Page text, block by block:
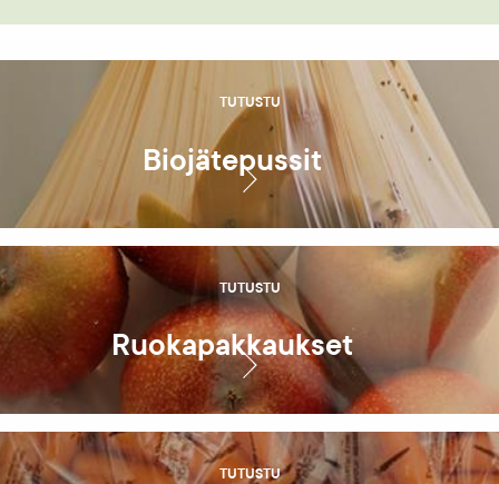
TUTUSTU
Biojätepussit
TUTUSTU
Ruoka­pakkaukset
TUTUSTU